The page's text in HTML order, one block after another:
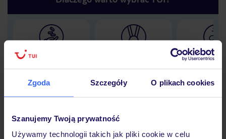
Zgoda Szczegóły O plikach cookies
Szanujemy Twoją prywatność
Używamy technologii takich jak pliki cookie w celu
Lider niskich cen 30 lat w
Hotel